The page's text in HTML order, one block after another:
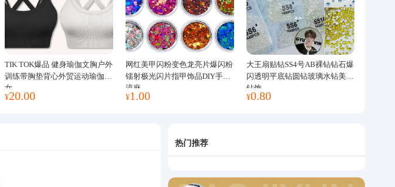
TIK TOK爆品 健身瑜伽文胸户外
训练带胸垫背心外贸运动瑜伽服
女
¥20.00
网红美甲闪粉变色龙亮片爆闪粉
镭射极光闪片指甲饰品DIY手工
流麻
¥1.00
大王扇贴钻SS4号AB裸钻钻石爆
闪透明平底钻圆钻玻璃水钻美甲
钻饰
¥0.80
热门推荐